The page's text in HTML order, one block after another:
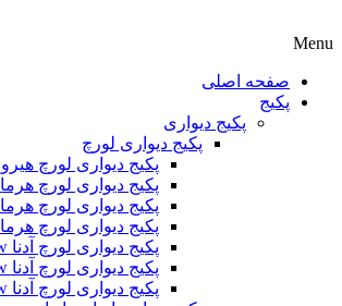
Menu
صفحه اصلی
پکیج
پکیج دیواری
پکیج دیواری لورچ
پکیج دیواری لورچ هیرو 24kw
پکیج دیواری لورچ هرما 24kw
پکیج دیواری لورچ هرما 28kw
پکیج دیواری لورچ هرما 32kw
پکیج دیواری لورچ آدنا 24kw
پکیج دیواری لورچ آدنا 28kw
پکیج دیواری لورچ آدنا 32kw